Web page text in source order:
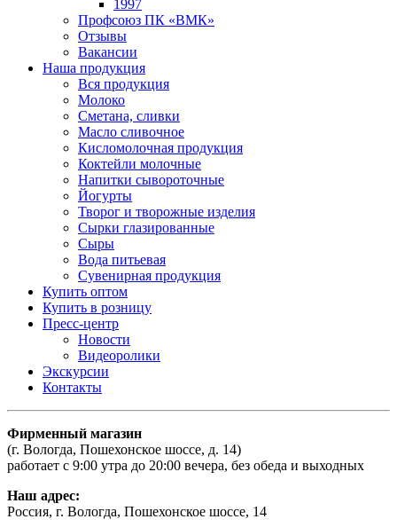
1997
Профсоюз ПК «ВМК»
Отзывы
Вакансии
Наша продукция
Вся продукция
Молоко
Сметана, сливки
Масло сливочное
Кисломолочная продукция
Коктейли молочные
Напитки сывороточные
Йогурты
Творог и творожные изделия
Сырки глазированные
Сыры
Вода питьевая
Сувенирная продукция
Купить оптом
Купить в розницу
Пресс-центр
Новости
Видеоролики
Экскурсии
Контакты
Фирменный магазин
(г. Вологда, Пошехонское шоссе, д. 14)
работает с 9:00 утра до 20:00 вечера, без обеда и выходных
Наш адрес:
Россия, г. Вологда, Пошехонское шоссе, 14